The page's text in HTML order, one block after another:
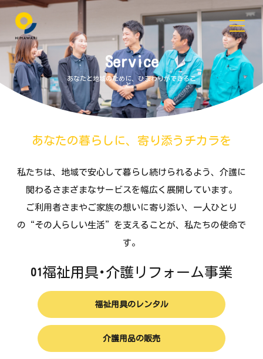
Service
あなたと地域のために、ひまわりができるこ
と。
あなたの暮らしに、寄り添うチカラを
私たちは、地域で安心して暮らし続けられるよう、介護に
関わるさまざまなサービスを幅広く展開しています。
ご利用者さまやご家族の想いに寄り添い、一人ひとり
の“その人らしい生活”を支えることが、私たちの使命で
す。
01 福祉用具･介護リフォーム事業
福祉用具のレンタル
介護用品の販売